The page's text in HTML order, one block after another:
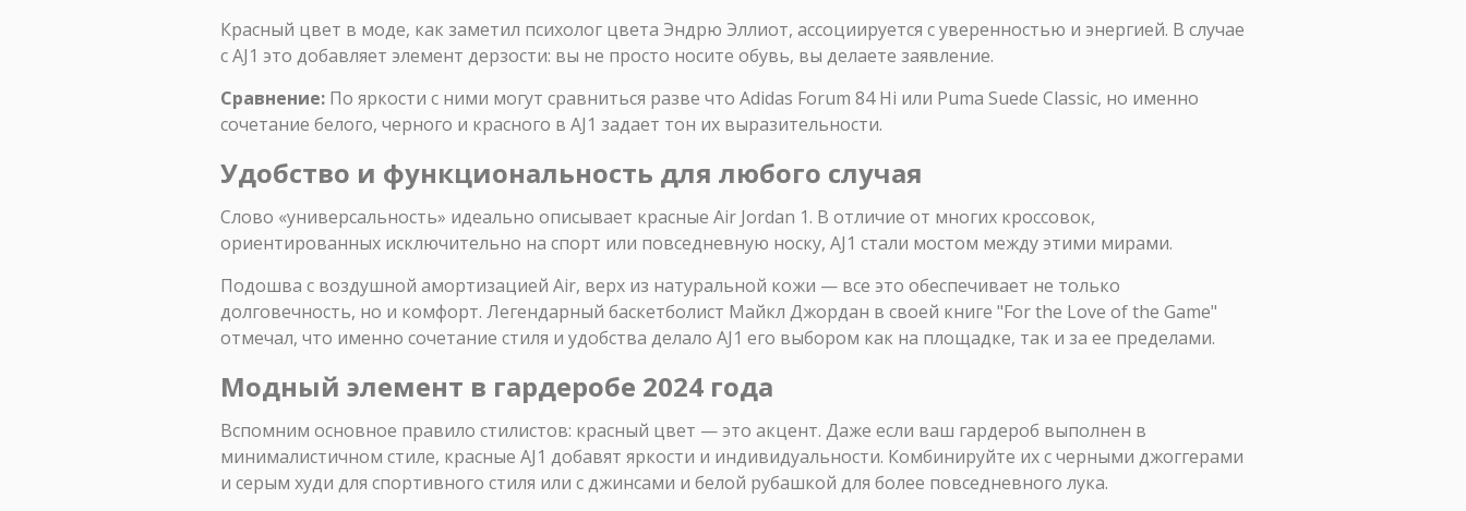
Красный цвет в моде, как заметил психолог цвета Эндрю Эллиот, ассоциируется с уверенностью и энергией. В случае
с AJ1 это добавляет элемент дерзости: вы не просто носите обувь, вы делаете заявление.
Сравнение: По яркости с ними могут сравниться разве что Adidas Forum 84 Hi или Puma Suede Classic, но именно
сочетание белого, черного и красного в AJ1 задает тон их выразительности.
Удобство и функциональность для любого случая
Слово «универсальность» идеально описывает красные Air Jordan 1. В отличие от многих кроссовок,
ориентированных исключительно на спорт или повседневную носку, AJ1 стали мостом между этими мирами.
Подошва с воздушной амортизацией Air, верх из натуральной кожи — все это обеспечивает не только
долговечность, но и комфорт. Легендарный баскетболист Майкл Джордан в своей книге "For the Love of the Game"
отмечал, что именно сочетание стиля и удобства делало AJ1 его выбором как на площадке, так и за ее пределами.
Модный элемент в гардеробе 2024 года
Вспомним основное правило стилистов: красный цвет — это акцент. Даже если ваш гардероб выполнен в
минималистичном стиле, красные AJ1 добавят яркости и индивидуальности. Комбинируйте их с черными джоггерами
и серым худи для спортивного стиля или с джинсами и белой рубашкой для более повседневного лука.